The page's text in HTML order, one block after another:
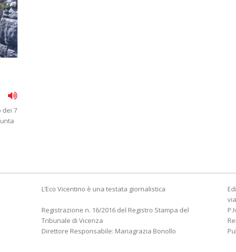
dei 7
L’Eco Vicentino è una testata giornalistica
Registrazione n. 16/2016 del Registro Stampa del
Tribunale di Vicenza
Direttore Responsabile: Mariagrazia Bonollo